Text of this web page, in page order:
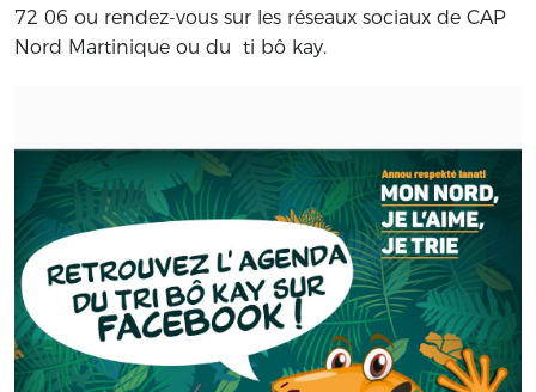
72 06 ou rendez-vous sur les réseaux sociaux de CAP
Nord Martinique ou du ti bô kay.